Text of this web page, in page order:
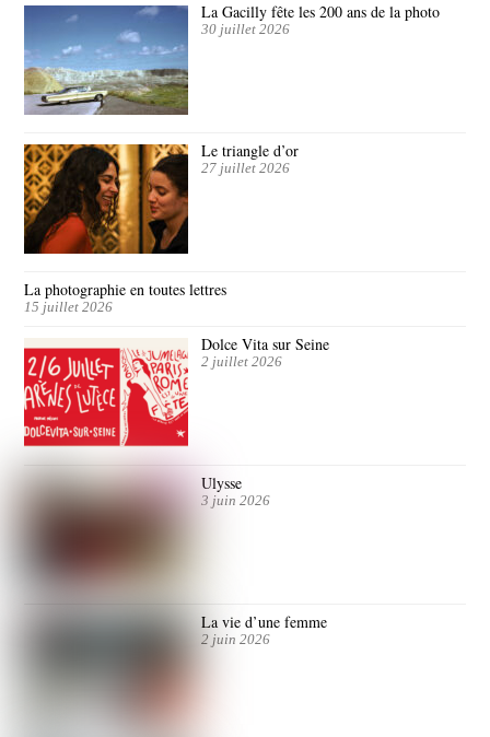
La Gacilly fête les 200 ans de la photo
30 juillet 2026
Le triangle d’or
27 juillet 2026
La photographie en toutes lettres
15 juillet 2026
Dolce Vita sur Seine
2 juillet 2026
Ulysse
3 juin 2026
La vie d’une femme
2 juin 2026